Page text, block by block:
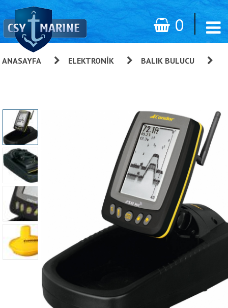
0
ANASAYFA ELEKTRONIK BALIK BULUCU